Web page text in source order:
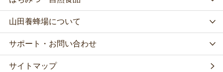
山田養蜂場について
サポート・お問い合わせ
サイトマップ